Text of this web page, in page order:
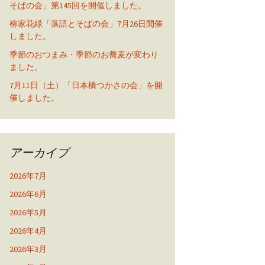
そばの会」第145回を開催しました。
柳家花緑「落語とそばの会」7月26日開催
しました。
季節のおつまみ・季節のお蕎麦が変わり
ました。
7月11日（土）「日本橋つかさの会」を開
催しました。
アーカイブ
2026年7月
2026年6月
2026年5月
2026年4月
2026年3月